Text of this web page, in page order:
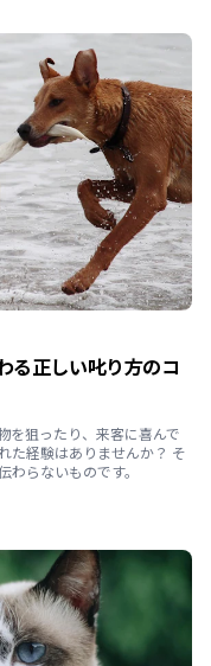
る正しい叱り方のコ
を狙ったり、来客に喜んで
た経験はありませんか？ そ
らないものです。